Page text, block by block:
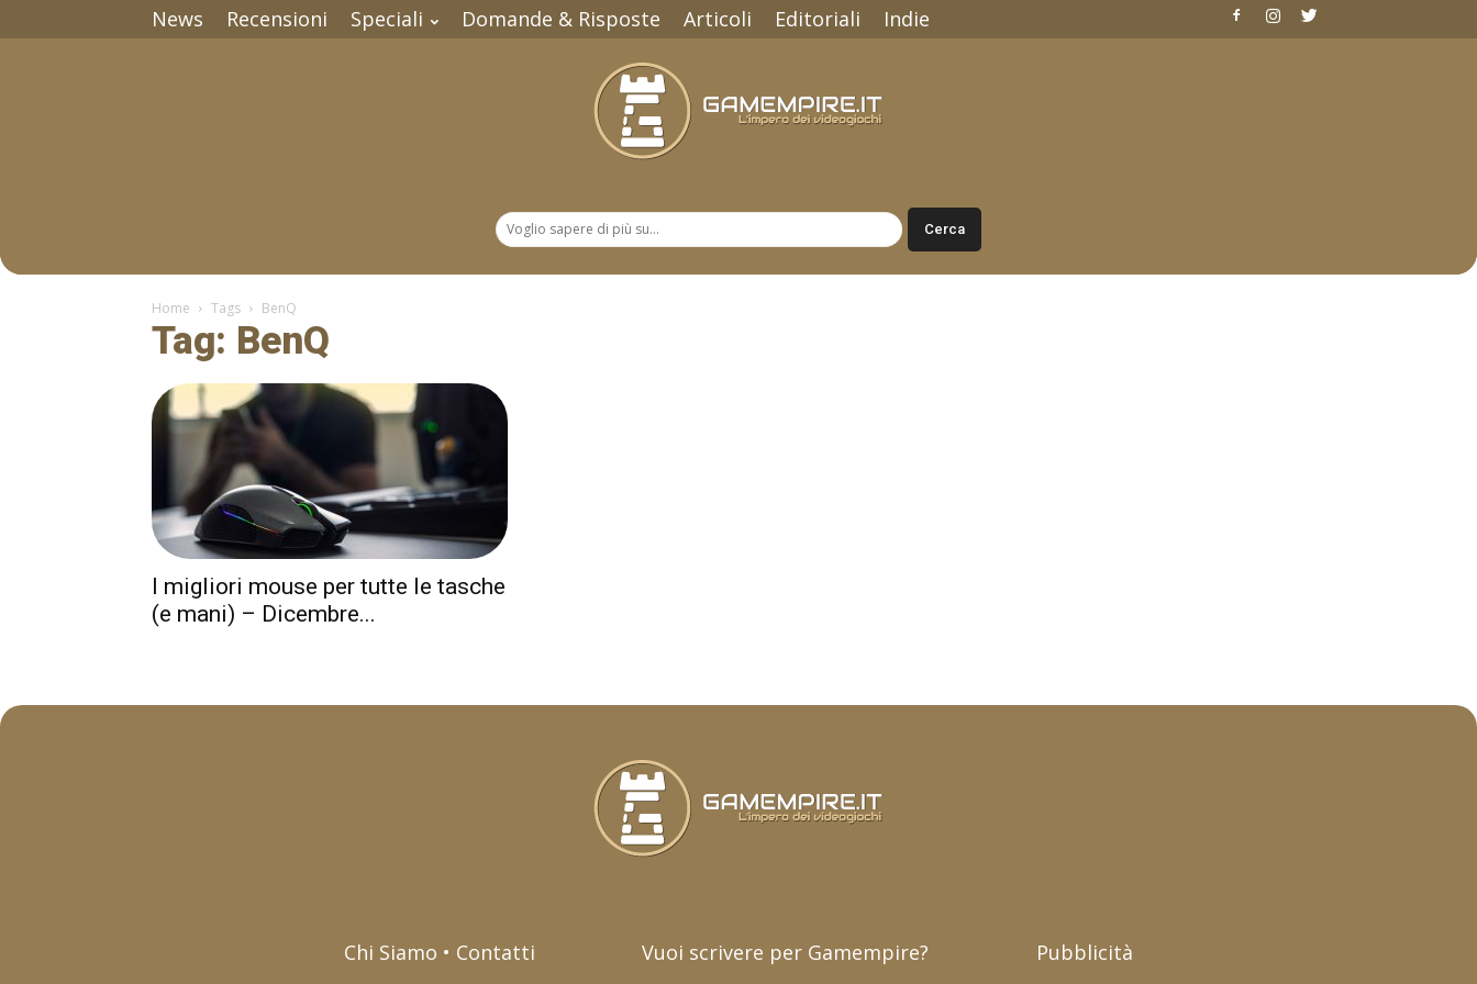
News Recensioni Speciali Domande & Risposte Articoli Editoriali Indie
Home Tags BenQ
Tag: BenQ
I migliori mouse per tutte le tasche
(e mani) – Dicembre...
Chi Siamo • Contatti Vuoi scrivere per Gamempire? Pubblicità